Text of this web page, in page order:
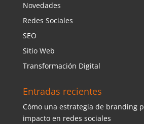
Novedades
Redes Sociales
SEO
Sitio Web
Transformación Digital
Entradas recientes
Cómo una estrategia de branding
impacto en redes sociales